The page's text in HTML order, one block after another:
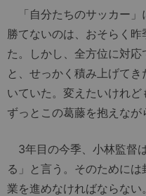
「自分たちのサッカー」
勝てないのは、おそらく
た。しかし、全方位に対
と、せっかく積み上げて
いていた。変えたいけれ
ずっとこの葛藤を抱えなが
3年目の今季、小林監督
る」と言う。そのために
業を進めなければならな